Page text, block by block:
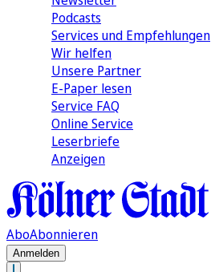
Podcasts
Services und Empfehlungen
Wir helfen
Unsere Partner
E-Paper lesen
Service FAQ
Online Service
Leserbriefe
Anzeigen
AboAbonnieren
Anmelden